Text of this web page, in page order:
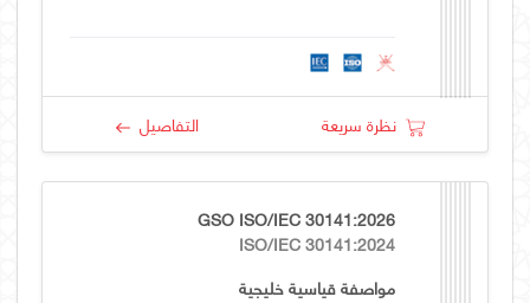
نظرة سريعة التفاصيل
GSO ISO/IEC 30141:2026
ISO/IEC 30141:2024
مواصفة قياسية خليجية